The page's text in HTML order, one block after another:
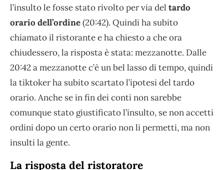
l’insulto le fosse stato rivolto per via del tardo
orario dell’ordine(20:42). Quindi ha subito
chiamato il ristorante e ha chiesto a che ora
chiudessero, la risposta è stata: mezzanotte. Dalle
20:42 a mezzanotte c’è un bel lasso di tempo, quindi
la tiktoker ha subito scartato l’ipotesi del tardo
orario. Anche se in fin dei conti non sarebbe
comunque stato giustificato l’insulto, se non accetti
ordini dopo un certo orario non li permetti, ma non
insulti la gente.
La risposta del ristoratore